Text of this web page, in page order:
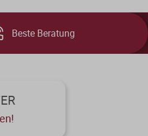
Beste Beratung